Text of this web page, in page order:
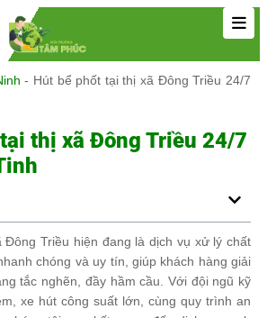
- Hút bể phốt tại thị xã Đông Triều 24/7
thị xã Đông Triều 24/7
Đông Triều hiện đang là dịch vụ xử lý chất
chóng và uy tín, giúp khách hàng giải
tắc nghẽn, đầy hầm cầu. Với đội ngũ kỹ
xe hút công suất lớn, cùng quy trình an